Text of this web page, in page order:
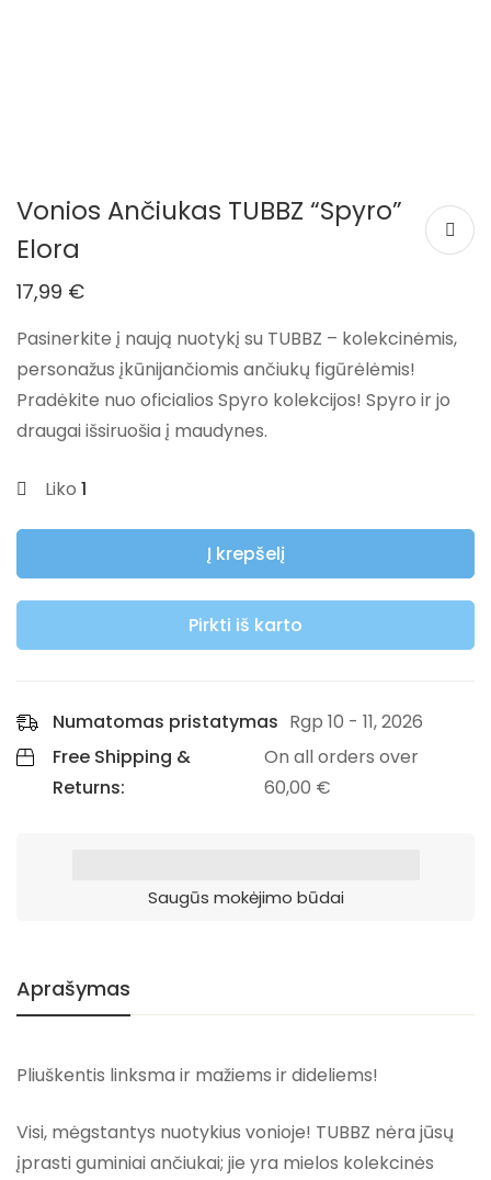
Vonios Ančiukas TUBBZ “Spyro”
Elora
17,99 €
Pasinerkite į naują nuotykį su TUBBZ – kolekcinėmis,
personažus įkūnijančiomis ančiukų figūrėlėmis!
Pradėkite nuo oficialios Spyro kolekcijos! Spyro ir jo
draugai išsiruošia į maudynes.
Liko 1
Į krepšelį
Pirkti iš karto
Numatomas pristatymas Rgp 10 - 11, 2026
Free Shipping &
Returns:
On all orders over
60,00 €
Saugūs mokėjimo būdai
Aprašymas
Pliuškentis linksma ir mažiems ir dideliems!
Visi, mėgstantys nuotykius vonioje! TUBBZ nėra jūsų
įprasti guminiai ančiukai; jie yra mielos kolekcinės